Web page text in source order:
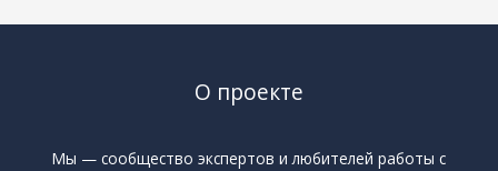
О проекте
Мы — сообщество экспертов и любителей работы с